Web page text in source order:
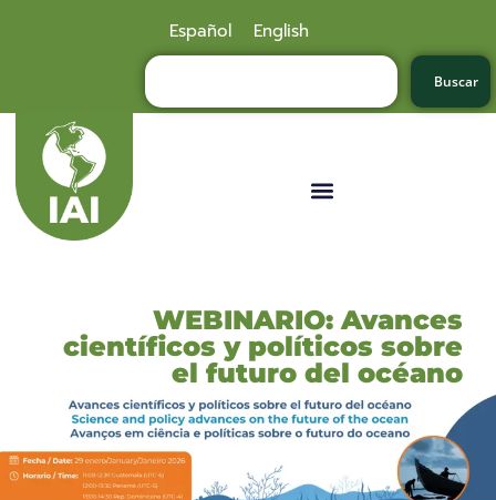
Español English
Buscar
WEBINARIO: Avances
científicos y políticos sobre
el futuro del océano